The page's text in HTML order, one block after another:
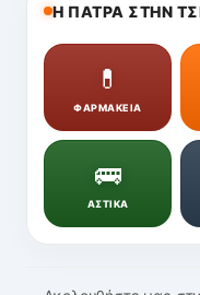
Η ΠΑΤΡΑ ΣΤΗΝ
💊
ΦΑΡΜΑΚΕΙΑ
🚌
ΑΣΤΙΚΑ